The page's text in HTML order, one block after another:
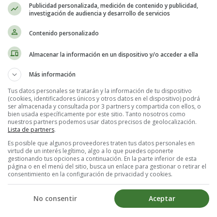
Panecillos de queso - Recetas
Publicidad personalizada, medición de contenido y publicidad,
investigación de audiencia y desarrollo de servicios
Contenido personalizado
Almacenar la información en un dispositivo y/o acceder a ella
Más información
Tus datos personales se tratarán y la información de tu dispositivo
(cookies, identificadores únicos y otros datos en el dispositivo) podrá
ser almacenada y consultada por 3 partners y compartida con ellos, o
bien usada específicamente por este sitio. Tanto nosotros como
nuestros partners podemos usar datos precisos de geolocalización.
Lista de partners.
Es posible que algunos proveedores traten tus datos personales en
virtud de un interés legítimo, algo a lo que puedes oponerte
gestionando tus opciones a continuación. En la parte inferior de esta
página o en el menú del sitio, busca un enlace para gestionar o retirar el
consentimiento en la configuración de privacidad y cookies.
Aceptar
No consentir